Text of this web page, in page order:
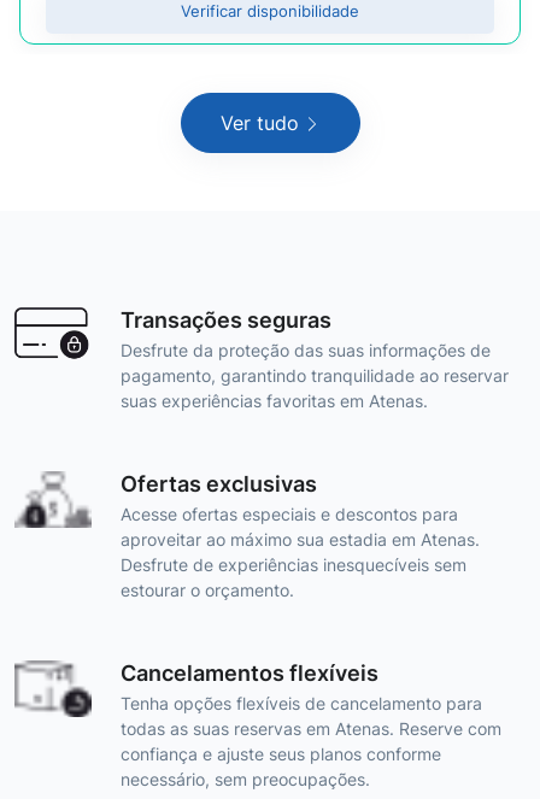
Verificar disponibilidade
Ver tudo
Transações seguras
Desfrute da proteção das suas informações de
pagamento, garantindo tranquilidade ao reservar
suas experiências favoritas em Atenas.
Ofertas exclusivas
Acesse ofertas especiais e descontos para
aproveitar ao máximo sua estadia em Atenas.
Desfrute de experiências inesquecíveis sem
estourar o orçamento.
Cancelamentos flexíveis
Tenha opções flexíveis de cancelamento para
todas as suas reservas em Atenas. Reserve com
confiança e ajuste seus planos conforme
necessário, sem preocupações.